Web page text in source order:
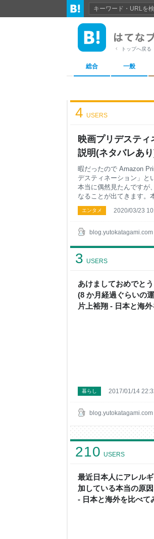
トップへ戻る
総合 一般
映画プリデスティ
説明(ネタバレあ
う
4 USERS
blog.yutokatagami.com
暇だったので Amazon
デスティネーション」と
本当に偶然見たんですが
なることが出てきます。
あそこであれが起きると
ことでプリデスティネー
した限りではかなり良く
たま開いちゃった人の画
エンタメ 2020/03/23
あけましておめでと
(8 か月経過ぐらいの
片上裕翔 - 日本と海
3 USERS
blog.yutokatagami.com
暮らし 2017/01/14
最近日本人にアレル
加している本当の原
- 日本と海外を比べて
210 USERS